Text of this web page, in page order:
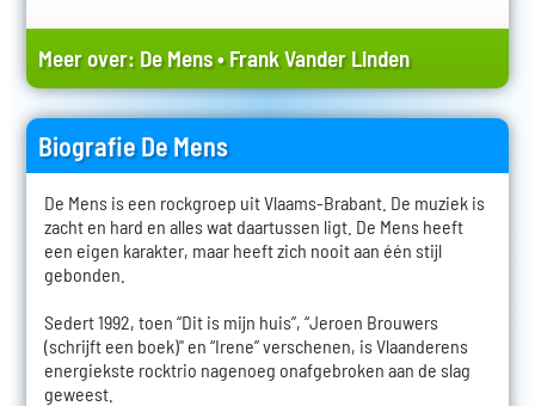
Meer over: De Mens•Frank Vander Linden
Biografie De Mens
De Mens is een rockgroep uit Vlaams-Brabant. De muziek is
zacht en hard en alles wat daartussen ligt. De Mens heeft
een eigen karakter, maar heeft zich nooit aan één stijl
gebonden.
Sedert 1992, toen “Dit is mijn huis”, “Jeroen Brouwers
(schrijft een boek)" en “Irene” verschenen, is Vlaanderens
energiekste rocktrio nagenoeg onafgebroken aan de slag
geweest.